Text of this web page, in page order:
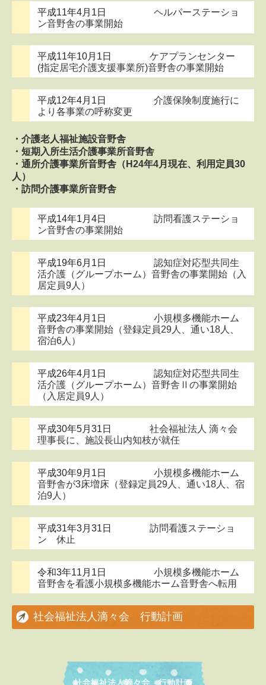
平成11年4月1日 ヘルパーステーショ
ン音野舎の事業開始
平成11年10月1日 ケアプランセンター
(指定居宅介護支援事業所)音野舎の事業開始
平成12年4月1日 介護保険制度施行に
より各事業の呼称変更
・介護老人福祉施設音野舎
・短期入所生活介護事業所音野舎
・通所介護事業所音野舎（H24年4月現在、利用定員30
人）
・訪問介護事業所音野舎
平成14年1月4日 訪問看護ステーショ
ン音野舎の事業開始
平成19年6月1日 認知症対応型共同生
活介護（グループホーム）音野舎の事業開始（入
居定員9人）
平成23年4月1日 小規模多機能ホーム
音野舎の事業開始（登録定員29人、通い18人、
宿泊6人）
平成26年4月1日 認知症対応型共同生
活介護（グループホーム）音野舎Ⅱの事業開始
（入居定員9人）
平成30年5月31日 社会福祉法人 滴々会
理事長に、施設長山内知枝が就任
平成30年9月1日 小規模多機能ホーム
音野舎が3床増床（登録定員29人、通い18人、宿
泊9人）
平成31年3月31日 訪問看護ステーショ
ン 休止
令和3年11月1日 小規模多機能ホーム
音野舎を看護小規模多機能ホーム音野舎へ転用
社会福祉法人滴々会 行動計画